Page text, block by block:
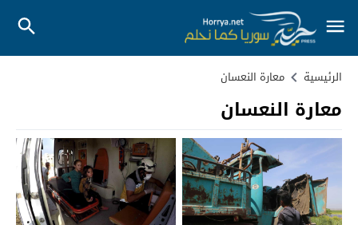
الرئيسية معارة النعسان
معارة النعسان